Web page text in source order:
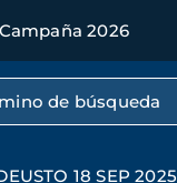
Campaña 2026
texto completo
18 SEP 2025